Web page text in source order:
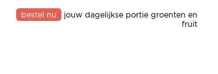
bestel nu
jouw dagelijkse portie groenten en
fruit